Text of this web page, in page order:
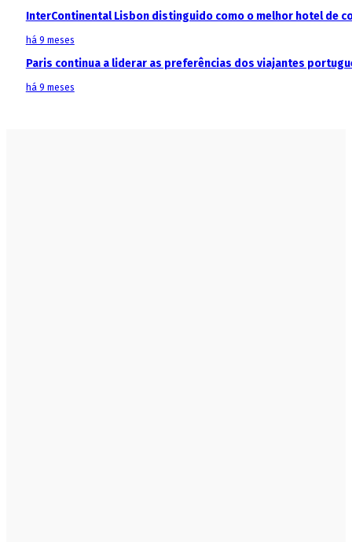
InterContinental Lisbon distinguido como o melhor hotel de
há 9 meses
Paris continua a liderar as preferências dos viajantes
há 9 meses